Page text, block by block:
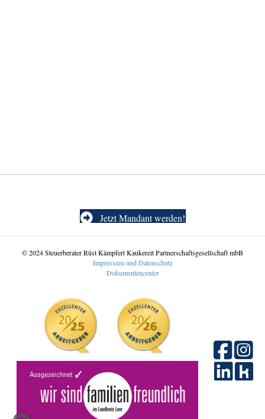
Jetzt Mandant werden!
© 2024 Steuerberater Rüst Kämpfert Kaukereit Partnerschaftsgesellschaft mbB
Impressum und Datenschutz
Dokumentencenter